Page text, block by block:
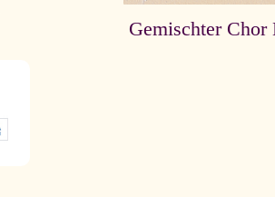
Gemischter Chor